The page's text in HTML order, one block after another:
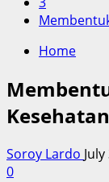
Home
Kesehatan
Soroy Lardo
0